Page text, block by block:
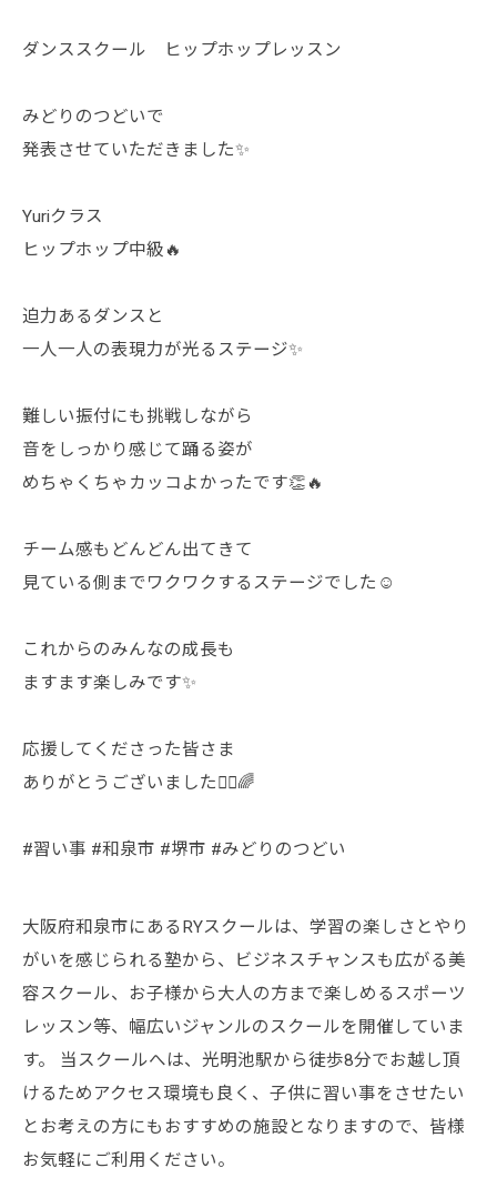
ダンススクール ヒップホップレッスン
みどりのつどいで
発表させていただきました✨
Yuriクラス
ヒップホップ中級🔥
迫力あるダンスと
一人一人の表現力が光るステージ✨
難しい振付にも挑戦しながら
音をしっかり感じて踊る姿が
めちゃくちゃカッコよかったです👏🔥
チーム感もどんどん出てきて
見ている側までワクワクするステージでした☺️
これからのみんなの成長も
ますます楽しみです✨
応援してくださった皆さま
ありがとうございました🙇‍♀️🌈
#習い事 #和泉市 #堺市 #みどりのつどい
大阪府和泉市にあるRYスクールは、学習の楽しさとやり
がいを感じられる塾から、ビジネスチャンスも広がる美
容スクール、お子様から大人の方まで楽しめるスポーツ
レッスン等、幅広いジャンルのスクールを開催していま
す。 当スクールへは、光明池駅から徒歩8分でお越し頂
けるためアクセス環境も良く、子供に習い事をさせたい
とお考えの方にもおすすめの施設となりますので、皆様
お気軽にご利用ください。